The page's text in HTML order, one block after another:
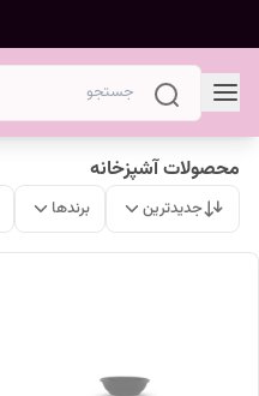
محصولات آشپزخانه
جدیدترین برندها